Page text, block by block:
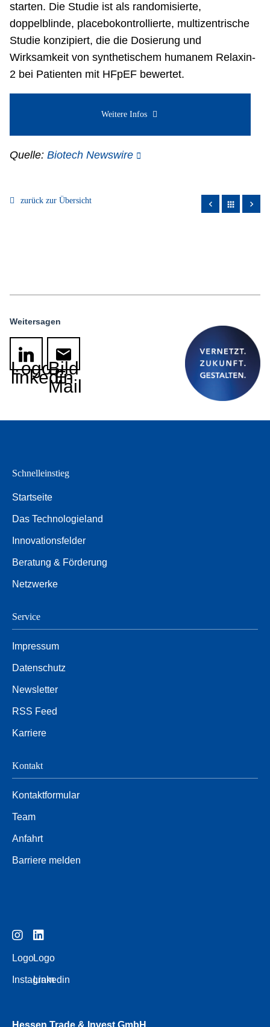
starten. Die Studie ist als randomisierte,
doppelblinde, placebokontrollierte, multizentrische
Studie konzipiert, die die Dosierung und
Wirksamkeit von synthetischem humanem Relaxin-
2 bei Patienten mit HFpEF bewertet.
Weitere Infos
Quelle: Biotech Newswire
zurück zur Übersicht apps
Weitersagen
Logo
linkedin
Bild
E-
Mail
Schnelleinstieg
Startseite
Das Technologieland
Innovationsfelder
Beratung & Förderung
Netzwerke
Service
Impressum
Datenschutz
Newsletter
RSS Feed
Karriere
Kontakt
Kontaktformular
Team
Anfahrt
Barriere melden
Logo
Instagram
Logo
Linkedin
Hessen Trade & Invest GmbH